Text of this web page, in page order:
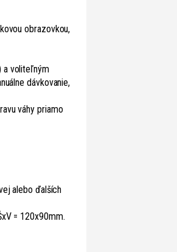
obrazovkou,
a voliteľným
dávkovanie,
váhy priamo
alebo ďalších
= 120x90mm.